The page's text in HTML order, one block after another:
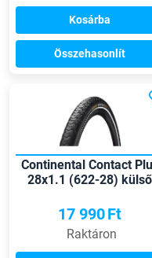
Kosárba
Összehasonlít
Continental Contact
28x1.1 (622-28) külső
17 990Ft
Raktáron